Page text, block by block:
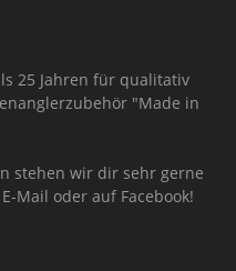
25 Jahren für qualitativ
"Made in
stehen wir dir sehr gerne
Mail oder auf Facebook!